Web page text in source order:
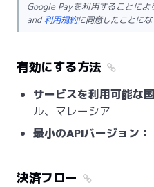
Google Payを利用することに
and利用規約に同意したことにな
有効にする方法
サービスを利用可能な
ル、マレーシア
最小のAPIバージョン：
決済フロー